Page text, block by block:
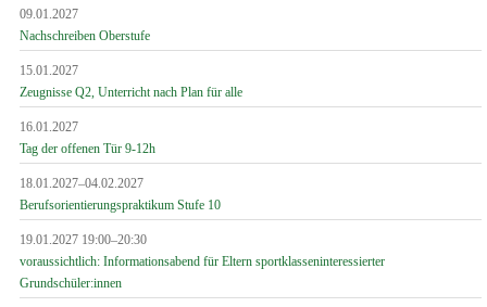
09.01.2027
Nachschreiben Oberstufe
15.01.2027
Zeugnisse Q2, Unterricht nach Plan für alle
16.01.2027
Tag der offenen Tür 9-12h
18.01.2027–04.02.2027
Berufsorientierungspraktikum Stufe 10
19.01.2027 19:00–20:30
voraussichtlich: Informationsabend für Eltern sportklasseninteressierter
Grundschüler:innen